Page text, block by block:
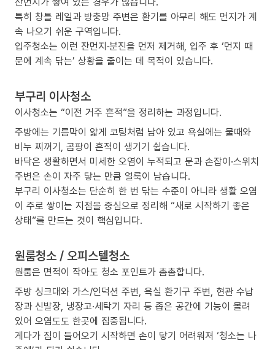
특히 창틀 레일과 방충망 주변은 환기를 아무리 해도 먼지가 계
속 나오기 쉬운 구역입니다.
입주청소는 이런 잔먼지·분진을 먼저 제거해, 입주 후 ‘먼지 때
문에 계속 닦는’ 상황을 줄이는 데 목적이 있습니다.
부구리 이사청소
이사청소는 “이전 거주 흔적”을 정리하는 과정입니다.
주방에는 기름막이 얇게 코팅처럼 남아 있고 욕실에는 물때와
비누 찌꺼기, 곰팡이 흔적이 생기기 쉽습니다.
바닥은 생활하면서 미세한 오염이 누적되고 문과 손잡이·스위치
주변은 손이 자주 닿는 만큼 얼룩이 남습니다.
부구리 이사청소는 단순히 한 번 닦는 수준이 아니라 생활 오염
이 주로 쌓이는 지점을 중심으로 정리해 “새로 시작하기 좋은
상태”를 만드는 것이 핵심입니다.
원룸청소 / 오피스텔청소
원룸은 면적이 작아도 청소 포인트가 촘촘합니다.
주방 싱크대와 가스/인덕션 주변, 욕실 환기구 주변, 현관 수납
장과 신발장, 냉장고·세탁기 자리 등 좁은 공간에 기능이 몰려
있어 오염도도 한곳에 집중됩니다.
게다가 짐이 들어오기 시작하면 손이 닿기 어려워져 ‘청소는 나